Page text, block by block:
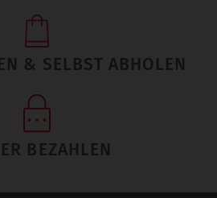
& SELBST ABHOLEN
BEZAHLEN